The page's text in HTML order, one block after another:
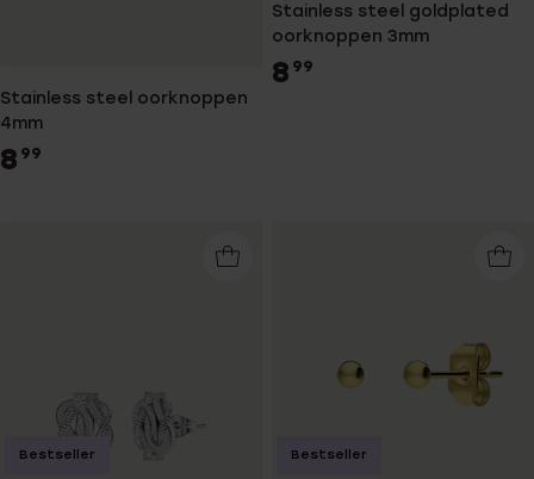
Stainless steel oorknoppen
4mm
8 99
Stainless steel goldplated
oorknoppen 3mm
8 99
Bestseller Bestseller